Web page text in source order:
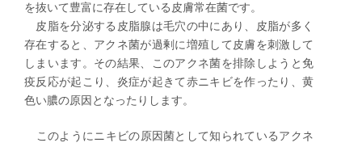
を抜いて豊富に存在している皮膚常在菌です。
皮脂を分泌する皮脂腺は毛穴の中にあり、皮脂が多く
存在すると、アクネ菌が過剰に増殖して皮膚を刺激して
しまいます。その結果、このアクネ菌を排除しようと免
疫反応が起こり、炎症が起きて赤ニキビを作ったり、黄
色い膿の原因となったりします。
​このようにニキビの原因菌として知られているアクネ